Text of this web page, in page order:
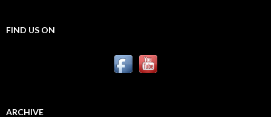
FIND US ON
ARCHIVE